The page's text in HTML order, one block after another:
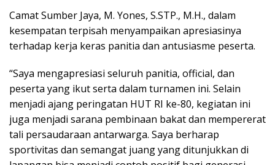
Camat Sumber Jaya, M. Yones, S.STP., M.H., dalam
kesempatan terpisah menyampaikan apresiasinya
terhadap kerja keras panitia dan antusiasme peserta.
“Saya mengapresiasi seluruh panitia, official, dan
peserta yang ikut serta dalam turnamen ini. Selain
menjadi ajang peringatan HUT RI ke-80, kegiatan ini
juga menjadi sarana pembinaan bakat dan mempererat
tali persaudaraan antarwarga. Saya berharap
sportivitas dan semangat juang yang ditunjukkan di